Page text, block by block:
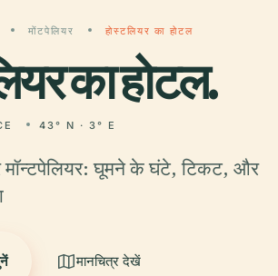
मोंटपेलियर होस्टलियर का होटल
का होटल.
43° N · 3° E
मॉन्टपेलियर: घूमने के घंटे, टिकट, और
मानचित्र देखें